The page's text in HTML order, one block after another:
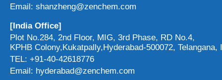
Email: shanzheng@zenchem.com
[India Office]
Plot No.284, 2nd Floor, MIG, 3rd Phase, RD No.4,
KPHB Colony,Kukatpally,Hyderabad-500072, Telangana,
TEL: +91-40-42618776
Email: hyderabad@zenchem.com